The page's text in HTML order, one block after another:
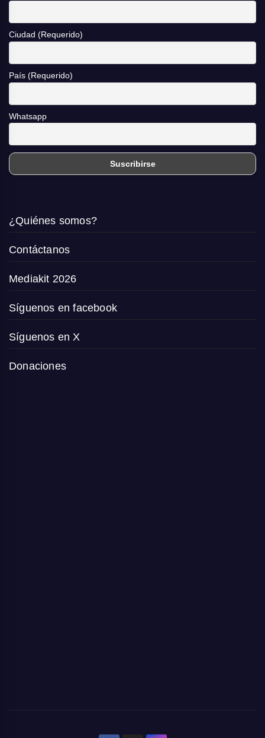
Ciudad (Requerido)
País (Requerido)
Whatsapp
¿Quiénes somos?
Contáctanos
Mediakit 2026
Síguenos en facebook
Síguenos en X
Donaciones